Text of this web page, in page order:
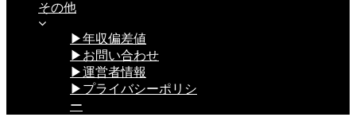
その他
▶年収偏差値
▶お問い合わせ
▶運営者情報
▶プライバシーポリシ
ー